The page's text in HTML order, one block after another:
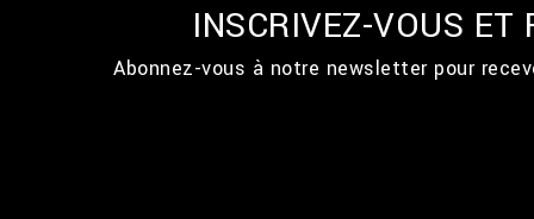
INSCRIVEZ-VOUS ET
Abonnez-vous à notre newsletter pour